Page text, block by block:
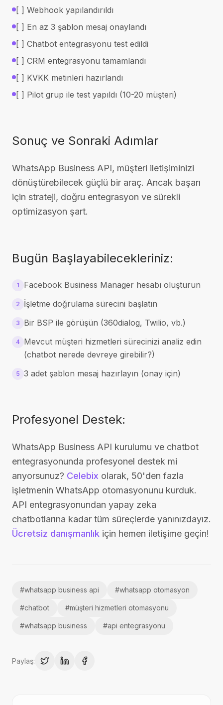
[ ] Webhook yapılandırıldı
[ ] En az 3 şablon mesaj onaylandı
[ ] Chatbot entegrasyonu test edildi
[ ] CRM entegrasyonu tamamlandı
[ ] KVKK metinleri hazırlandı
[ ] Pilot grup ile test yapıldı (10-20 müşteri)
Sonuç ve Sonraki Adımlar
WhatsApp Business API, müşteri iletişiminizi
dönüştürebilecek güçlü bir araç. Ancak başarı
için strateji, doğru entegrasyon ve sürekli
optimizasyon şart.
Bugün Başlayabilecekleriniz:
1 Facebook Business Manager hesabı oluşturun
2 İşletme doğrulama sürecini başlatın
3 Bir BSP ile görüşün (360dialog, Twilio, vb.)
4 Mevcut müşteri hizmetleri sürecinizi analiz edin
(chatbot nerede devreye girebilir?)
5 3 adet şablon mesaj hazırlayın (onay için)
Profesyonel Destek:
WhatsApp Business API kurulumu ve chatbot
entegrasyonunda profesyonel destek mi
arıyorsunuz? Celebix olarak, 50'den fazla
işletmenin WhatsApp otomasyonunu kurduk.
API entegrasyonundan yapay zeka
chatbotlarına kadar tüm süreçlerde yanınızdayız.
Ücretsiz danışmanlık için hemen iletişime geçin!
#whatsapp business api #whatsapp otomasyon
#chatbot #müşteri hizmetleri otomasyonu
#whatsapp business #api entegrasyonu
Paylaş: